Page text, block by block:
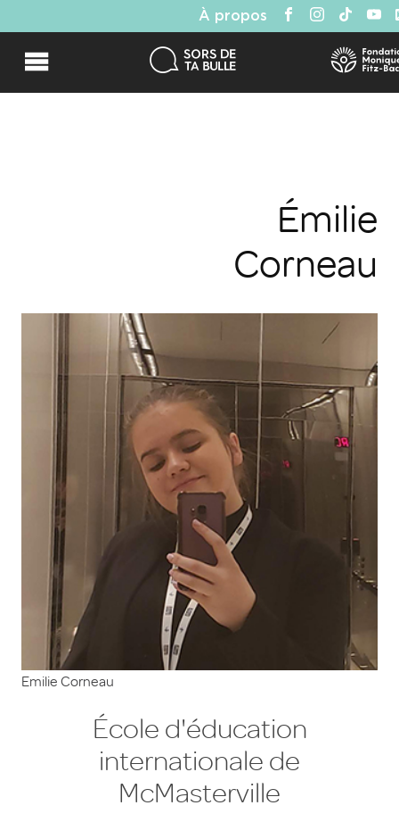
À propos
Émilie
Corneau
Emilie Corneau
École d'éducation
internationale de
McMasterville